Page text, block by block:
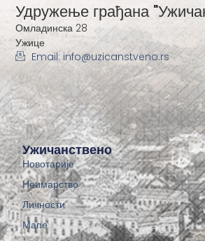
Ужичанствено
Новотарије
Неимарство
Личности
Мапе
Удружење грађана
Омладинска 28
Ужице
Email: info@uzicanstveno.rs